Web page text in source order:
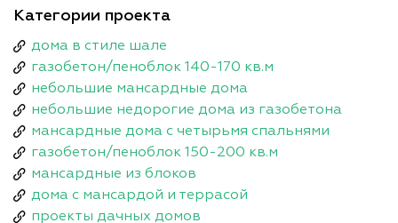
Категории проекта
дома в стиле шале
газобетон/пеноблок 140-170 кв.м
небольшие мансардные дома
небольшие недорогие дома из газобетона
мансардные дома с четырьмя спальнями
газобетон/пеноблок 150-200 кв.м
мансардные из блоков
дома с мансардой и террасой
проекты дачных домов